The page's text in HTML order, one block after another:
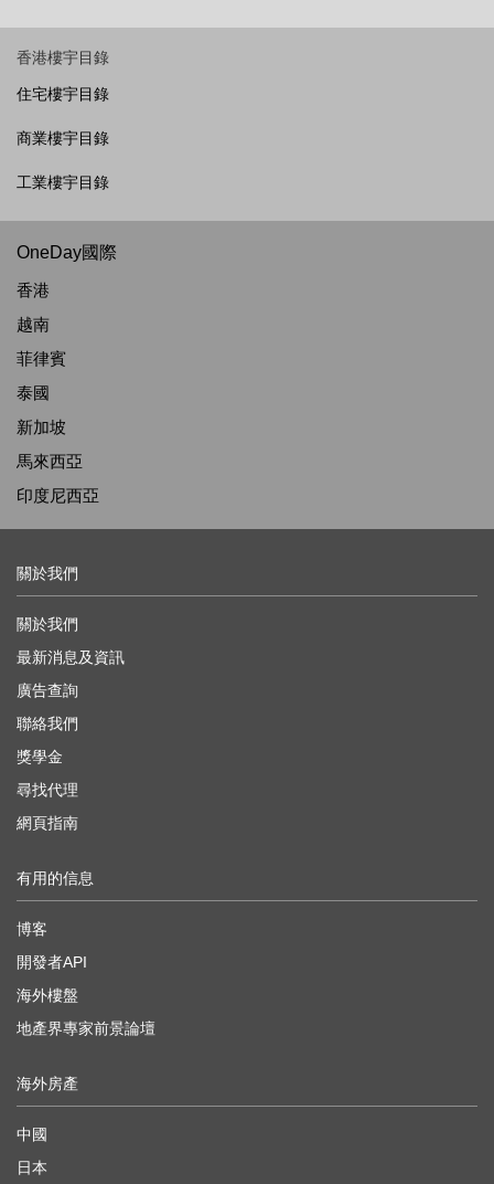
香港樓宇目錄
住宅樓宇目錄
商業樓宇目錄
工業樓宇目錄
OneDay國際
香港
越南
菲律賓
泰國
新加坡
馬來西亞
印度尼西亞
關於我們
關於我們
最新消息及資訊
廣告查詢
聯絡我們
獎學金
尋找代理
網頁指南
有用的信息
博客
開發者API
海外樓盤
地產界專家前景論壇
海外房產
中國
日本